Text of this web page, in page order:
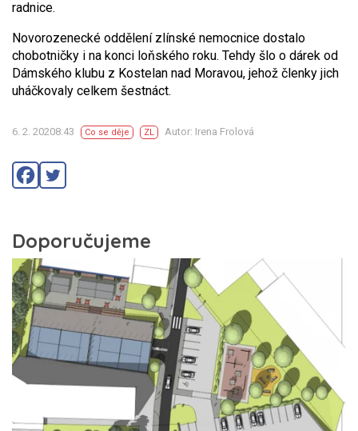
radnice.
Novorozenecké oddělení zlínské nemocnice dostalo
chobotničky i na konci loňského roku. Tehdy šlo o dárek od
Dámského klubu z Kostelan nad Moravou, jehož členky jich
uháčkovaly celkem šestnáct.
6. 2. 20208:43 Co se děje ZL Autor: Irena Frolová